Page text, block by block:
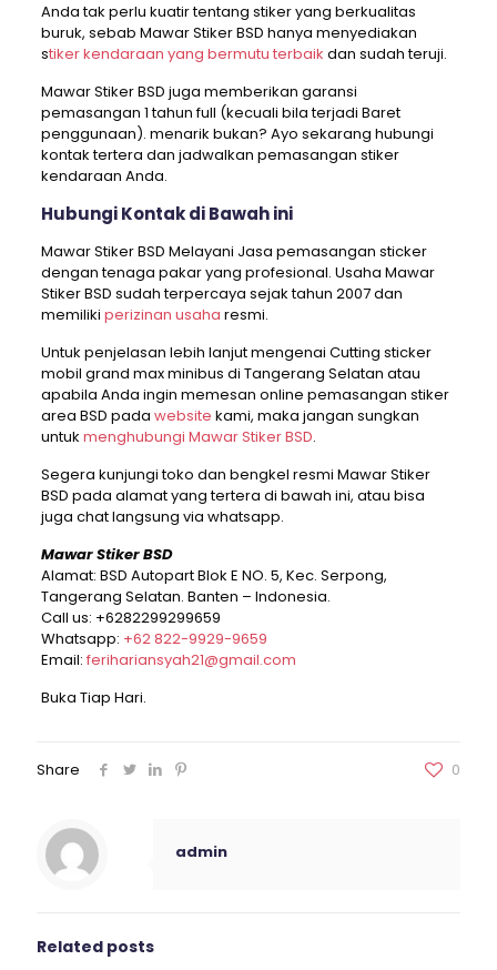
Anda tak perlu kuatir tentang stiker yang berkualitas
buruk, sebab Mawar Stiker BSD hanya menyediakan
stiker kendaraan yang bermutu terbaik dan sudah teruji.
Mawar Stiker BSD juga memberikan garansi
pemasangan 1 tahun full (kecuali bila terjadi Baret
penggunaan). menarik bukan? Ayo sekarang hubungi
kontak tertera dan jadwalkan pemasangan stiker
kendaraan Anda.
Hubungi Kontak di Bawah ini
Mawar Stiker BSD Melayani Jasa pemasangan sticker
dengan tenaga pakar yang profesional. Usaha Mawar
Stiker BSD sudah terpercaya sejak tahun 2007 dan
memiliki perizinan usaha resmi.
Untuk penjelasan lebih lanjut mengenai Cutting sticker
mobil grand max minibus di Tangerang Selatan atau
apabila Anda ingin memesan online pemasangan stiker
area BSD pada website kami, maka jangan sungkan
untuk menghubungi Mawar Stiker BSD.
Segera kunjungi toko dan bengkel resmi Mawar Stiker
BSD pada alamat yang tertera di bawah ini, atau bisa
juga chat langsung via whatsapp.
Mawar Stiker BSD
Alamat: BSD Autopart Blok E NO. 5, Kec. Serpong,
Tangerang Selatan. Banten – Indonesia.
Call us: +6282299299659
Whatsapp: +62 822-9929-9659
Email: ferihariansyah21@gmail.com
Buka Tiap Hari.
Share 0
admin
Related posts